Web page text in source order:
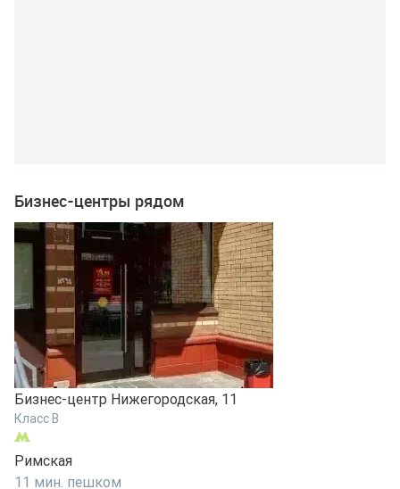
Бизнес-центры рядом
Бизнес-центр Нижегородская, 11
Класс B
Римская
11 мин. пешком